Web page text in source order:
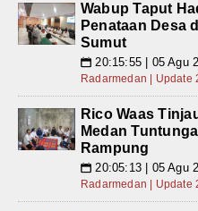
Wabup Taput
Penataan Desa
Sumut
📅 20:15:55 | 05 Agu
Radarmedan | Update
Rico Waas
Medan
Rampung
📅 20:05:13 | 05 Agu
Radarmedan | Update